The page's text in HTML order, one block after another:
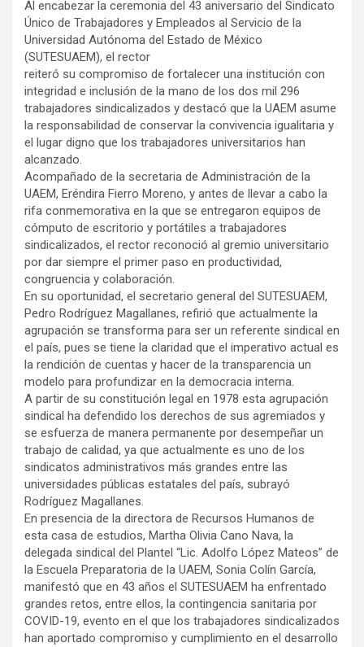
Al encabezar la ceremonia del 43 aniversario del Sindicato
Único de Trabajadores y Empleados al Servicio de la
Universidad Autónoma del Estado de México
(SUTESUAEM), el rector
reiteró su compromiso de fortalecer una institución con
integridad e inclusión de la mano de los dos mil 296
trabajadores sindicalizados y destacó que la UAEM asume
la responsabilidad de conservar la convivencia igualitaria y
el lugar digno que los trabajadores universitarios han
alcanzado.
Acompañado de la secretaria de Administración de la
UAEM, Eréndira Fierro Moreno, y antes de llevar a cabo la
rifa conmemorativa en la que se entregaron equipos de
cómputo de escritorio y portátiles a trabajadores
sindicalizados, el rector reconoció al gremio universitario
por dar siempre el primer paso en productividad,
congruencia y colaboración.
En su oportunidad, el secretario general del SUTESUAEM,
Pedro Rodríguez Magallanes, refirió que actualmente la
agrupación se transforma para ser un referente sindical en
el país, pues se tiene la claridad que el imperativo actual es
la rendición de cuentas y hacer de la transparencia un
modelo para profundizar en la democracia interna.
A partir de su constitución legal en 1978 esta agrupación
sindical ha defendido los derechos de sus agremiados y
se esfuerza de manera permanente por desempeñar un
trabajo de calidad, ya que actualmente es uno de los
sindicatos administrativos más grandes entre las
universidades públicas estatales del país, subrayó
Rodríguez Magallanes.
En presencia de la directora de Recursos Humanos de
esta casa de estudios, Martha Olivia Cano Nava, la
delegada sindical del Plantel “Lic. Adolfo López Mateos” de
la Escuela Preparatoria de la UAEM, Sonia Colín García,
manifestó que en 43 años el SUTESUAEM ha enfrentado
grandes retos, entre ellos, la contingencia sanitaria por
COVID-19, evento en el que los trabajadores sindicalizados
han aportado compromiso y cumplimiento en el desarrollo